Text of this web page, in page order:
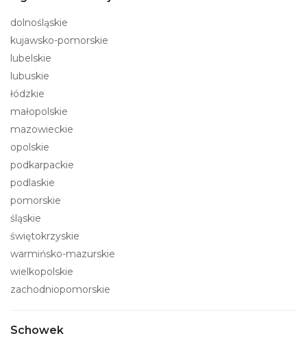
dolnośląskie
kujawsko-pomorskie
lubelskie
lubuskie
łódzkie
małopolskie
mazowieckie
opolskie
podkarpackie
podlaskie
pomorskie
śląskie
świętokrzyskie
warmińsko-mazurskie
wielkopolskie
zachodniopomorskie
Schowek